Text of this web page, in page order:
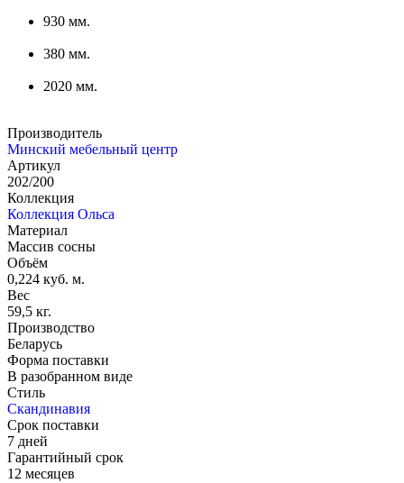
930 мм.
380 мм.
2020 мм.
Производитель
Минский мебельный центр
Артикул
202/200
Коллекция
Коллекция Ольса
Материал
Массив сосны
Объём
0,224 куб. м.
Вес
59,5 кг.
Производство
Беларусь
Форма поставки
В разобранном виде
Стиль
Скандинавия
Срок поставки
7 дней
Гарантийный срок
12 месяцев